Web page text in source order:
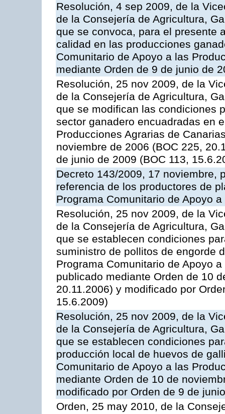
Resolución, 4 sep 2009, de la
de la Consejería de Agricultura,
que se convoca, para el presente
calidad en las producciones
Comunitario de Apoyo a las
mediante Orden de 9 de junio de
Resolución, 25 nov 2009, de la
de la Consejería de Agricultura,
que se modifican las condiciones
sector ganadero encuadradas en
Producciones Agrarias de
noviembre de 2006 (BOC 225,
de junio de 2009 (BOC 113,
Decreto 143/2009, 17 noviembre,
referencia de los productores de
Programa Comunitario de Apoyo
Resolución, 25 nov 2009, de la
de la Consejería de Agricultura,
que se establecen condiciones
suministro de pollitos de engorde
Programa Comunitario de Apoyo
publicado mediante Orden de 10
20.11.2006) y modificado por
15.6.2009)
Resolución, 25 nov 2009, de la
de la Consejería de Agricultura,
que se establecen condiciones
producción local de huevos de
Comunitario de Apoyo a las
mediante Orden de 10 de
modificado por Orden de 9 de
Orden, 25 may 2010, de la